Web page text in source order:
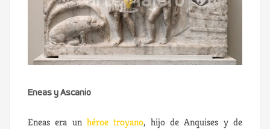
Eneas y Ascanio
Eneas era un héroe troyano, hijo de Anquises y de